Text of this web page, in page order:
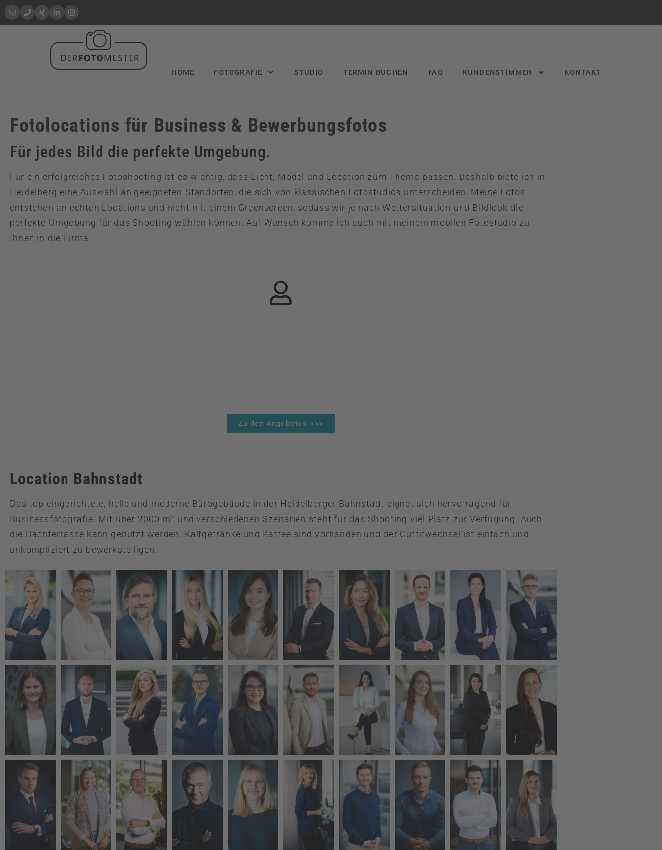
HOME FOTOGRAFIE STUDIO TERMIN BUCHEN FAQ KUNDENSTIMMEN KONTAKT
Fotolocations für Business & Bewerbungsfotos
Für jedes Bild die perfekte Umgebung.
Für ein erfolgreiches Fotoshooting ist es wichtig, dass Licht, Model und Location zum Thema passen. Deshalb biete ich in
Heidelberg eine Auswahl an geeigneten Standorten, die sich von klassischen Fotostudios unterscheiden. Meine Fotos
entstehen an echten Locations und nicht mit einem Greenscreen, sodass wir je nach Wettersituation und Bildlook die
perfekte Umgebung für das Shooting wählen können. Auf Wunsch komme ich auch mit meinem mobilen Fotostudio zu
Ihnen in die Firma.
Zu den Angeboten >>>
ANGEBOT
Location Bahnstadt
Das top eingerichtete, helle und moderne Bürogebäude in der Heidelberger Bahnstadt eignet sich hervorragend für
Businessfotografie. Mit über 2000 m² und verschiedenen Szenarien steht für das Shooting viel Platz zur Verfügung. Auch
die Dachterrasse kann genutzt werden. Kaltgetränke und Kaffee sind vorhanden und der Outfitwechsel ist einfach und
unkompliziert zu bewerkstelligen.